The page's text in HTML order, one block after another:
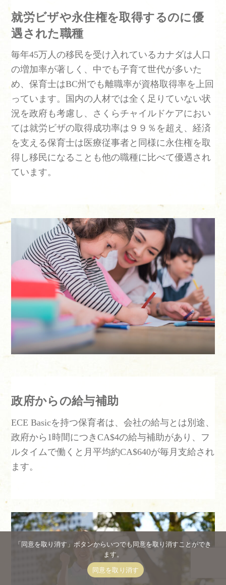
就労ビザや永住権を取得するのに優
遇された職種
毎年45万人の移民を受け入れているカナダは人口
の増加率が著しく、中でも子育て世代が多いた
め、保育士はBC州でも離職率が資格取得率を上回
っています。国内の人材では全く足りていない状
況を政府も考慮し、さくらチャイルドケアにおい
ては就労ビザの取得成功率は９９％を超え、経済
を支える保育士は医療従事者と同様に永住権を取
得し移民になることも他の職種に比べて優遇され
ています。
政府からの給与補助
ECE Basicを持つ保育者は、会社の給与とは別途、
政府から1時間につきCA$4の給与補助があり、フ
ルタイムで働くと月平均約CA$640が毎月支給され
ます。
「同意を取り消す」ボタンからいつでも同意を取り消すことができ
ます。
同意を取り消す